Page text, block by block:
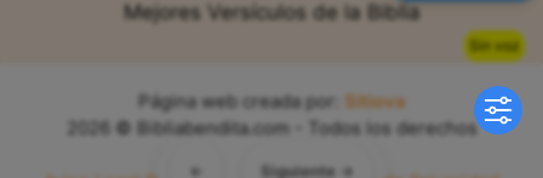
← Siguiente →
Sin voz
Mejores Versículos de la Biblia
Página web creada por:
Sitiova
2026 © Bibliabendita.com - Todos los derechos